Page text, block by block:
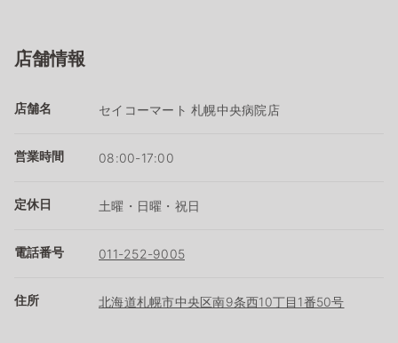
店舗情報
店舗名 セイコーマート 札幌中央病院店
営業時間 08:00-17:00
定休日 土曜・日曜・祝日
電話番号 011-252-9005
住所 北海道札幌市中央区南9条西10丁目1番50号